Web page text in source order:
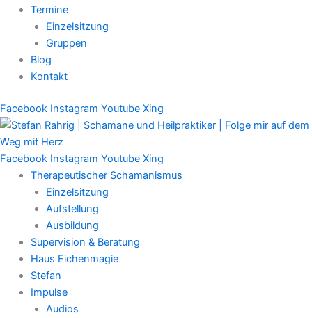
Termine
Einzelsitzung
Gruppen
Blog
Kontakt
Facebook Instagram Youtube Xing
Facebook Instagram Youtube Xing
Therapeutischer Schamanismus
Einzelsitzung
Aufstellung
Ausbildung
Supervision & Beratung
Haus Eichenmagie
Stefan
Impulse
Audios